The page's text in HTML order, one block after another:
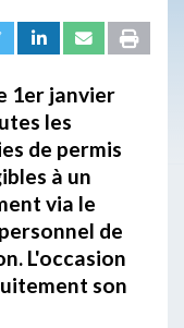
1er janvier
les
de permis
à un
via le
de
L'occasion
son